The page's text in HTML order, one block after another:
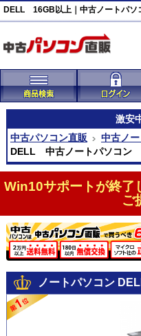
DELL 16GB以上｜中古ノートパソ
激安
中古パソコン直販
中古ノ
DELL 中古ノートパソコン
Win10サポートが終了
ご
ノートパソコン